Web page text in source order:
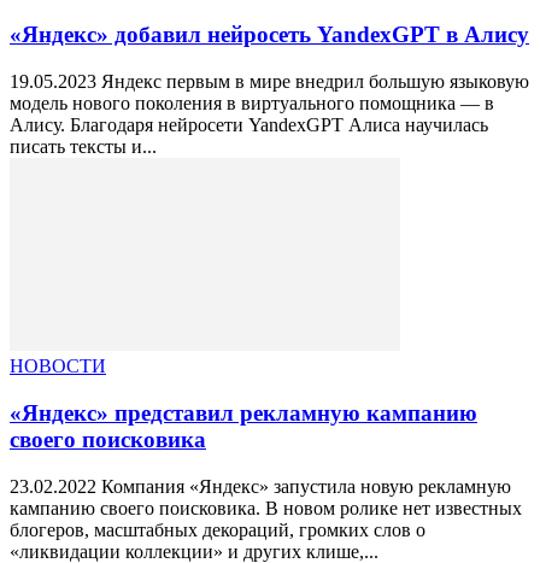
«Яндекс» добавил нейросеть YandexGPT в Алису
19.05.2023 Яндекс первым в мире внедрил большую языковую
модель нового поколения в виртуального помощника — в
Алису. Благодаря нейросети YandexGPT Алиса научилась
писать тексты и...
НОВОСТИ
«Яндекс» представил рекламную кампанию
своего поисковика
23.02.2022 Компания «Яндекс» запустила новую рекламную
кампанию своего поисковика. В новом ролике нет известных
блогеров, масштабных декораций, громких слов о
«ликвидации коллекции» и других клише,...